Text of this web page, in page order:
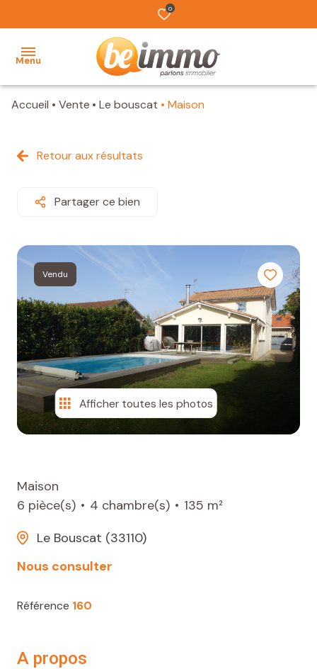
0
Menu
NOS
VENDUS
L'ÉQUIPE
TRAVAUX
CONTACT
Accueil Vente Le bouscat Maison
Retour aux résultats
Partager ce bien
Vendu
Afficher toutes les photos
Maison
6 pièce(s)
4 chambre(s)
135 m²
Le Bouscat (33110)
Nous consulter
Référence 160
a propos